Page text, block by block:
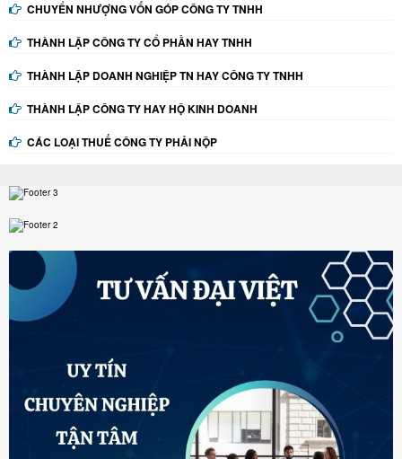
CHUYỂN NHƯỢNG VỐN GÓP CÔNG TY TNHH
THÀNH LẬP CÔNG TY CỔ PHẦN HAY TNHH
THÀNH LẬP DOANH NGHIỆP TN HAY CÔNG TY TNHH
THÀNH LẬP CÔNG TY HAY HỘ KINH DOANH
CÁC LOẠI THUẾ CÔNG TY PHẢI NỘP